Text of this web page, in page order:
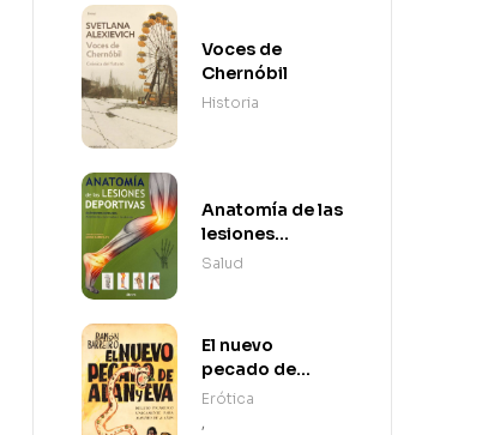
Voces de
Chernóbil
Historia
Anatomía de las
lesiones
deportivas
Salud
El nuevo
pecado de
Adán y Eva
Erótica
,